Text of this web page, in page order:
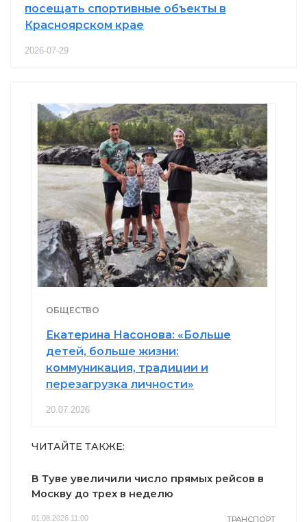
посещать спортивные объекты в
Красноярском крае
2026-07-29
ОБЩЕСТВО
Екатерина Насонова: «Больше
детей, больше жизни:
коммуникация, традиции и
перезагрузка личности»
20.07.2026
ЧИТАЙТЕ ТАКЖЕ:
В Туве увеличили число прямых рейсов в
Москву до трех в неделю
01.08.2026 11:00 ТРАНСПОРТ